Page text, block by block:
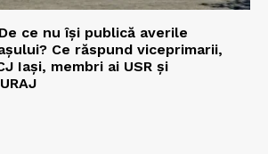
ce nu își publică averile
Ce răspund viceprimarii,
Iași, membri ai USR și